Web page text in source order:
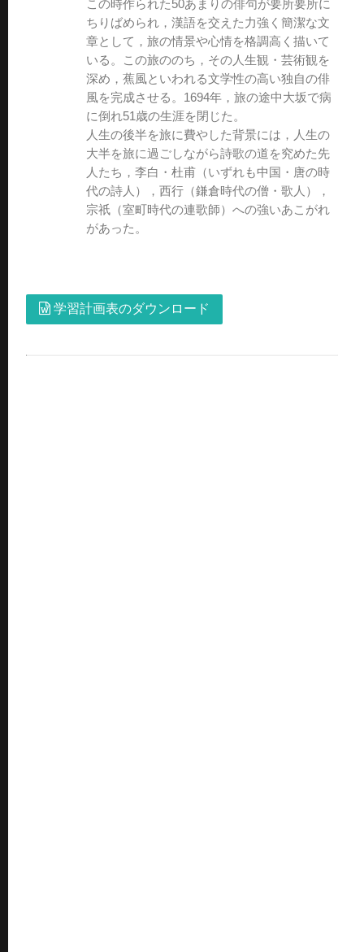
この時作られた50あまりの俳句が要所要所に
ちりばめられ，漢語を交えた力強く簡潔な文
章として，旅の情景や心情を格調高く描いて
いる。この旅ののち，その人生観・芸術観を
深め，蕉風といわれる文学性の高い独自の俳
風を完成させる。1694年，旅の途中大坂で病
に倒れ51歳の生涯を閉じた。
人生の後半を旅に費やした背景には，人生の
大半を旅に過ごしながら詩歌の道を究めた先
人たち，李白・杜甫（いずれも中国・唐の時
代の詩人），西行（鎌倉時代の僧・歌人），
宗祇（室町時代の連歌師）への強いあこがれ
があった。
学習計画表のダウンロード